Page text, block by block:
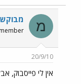
מ מבוקשת
20/9/10
אין לי פייסבוק,